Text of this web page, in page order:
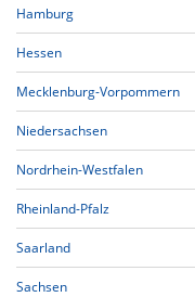
Hamburg
Hessen
Mecklenburg-Vorpommern
Niedersachsen
Nordrhein-Westfalen
Rheinland-Pfalz
Saarland
Sachsen